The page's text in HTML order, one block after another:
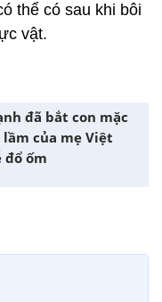
thể có sau khi bôi
vật.
đã bắt con mặc
của mẹ Việt
đổ ốm